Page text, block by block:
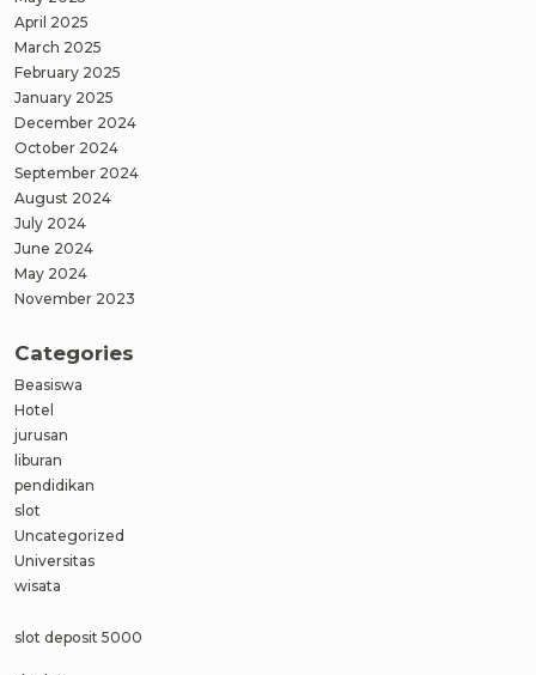
April 2025
March 2025
February 2025
January 2025
December 2024
October 2024
September 2024
August 2024
July 2024
June 2024
May 2024
November 2023
Categories
Beasiswa
Hotel
jurusan
liburan
pendidikan
slot
Uncategorized
Universitas
wisata
slot deposit 5000